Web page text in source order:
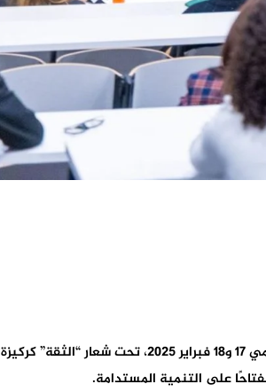
لأول مرة في إفريقيا، انعقد منتدى فيكتوريا – جولة الدار البيضاء فيESCA Ecole de Management بمدينة الدار البيضاء المالية يومي 17 و18 فبراير 2025، تحت شعار “الثقة” كركيزة
على التنمية المستدامة.